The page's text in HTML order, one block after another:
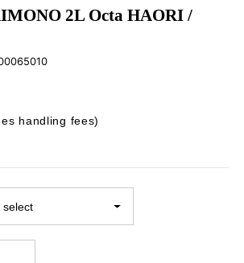
2L Octa HAORI /
handling fees)